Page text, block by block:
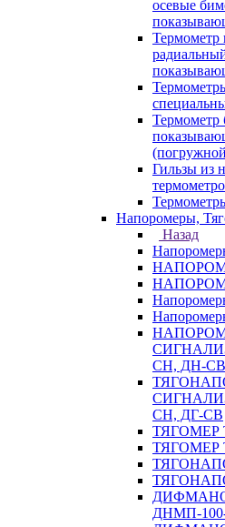
осевые
Термометр
Термометр
Гильзы из
Напоромеры,
Назад
СН, ДН-СВ
СН, ДГ-СВ
ТЯГОМЕР
ТЯГОМЕР
ДНМП-